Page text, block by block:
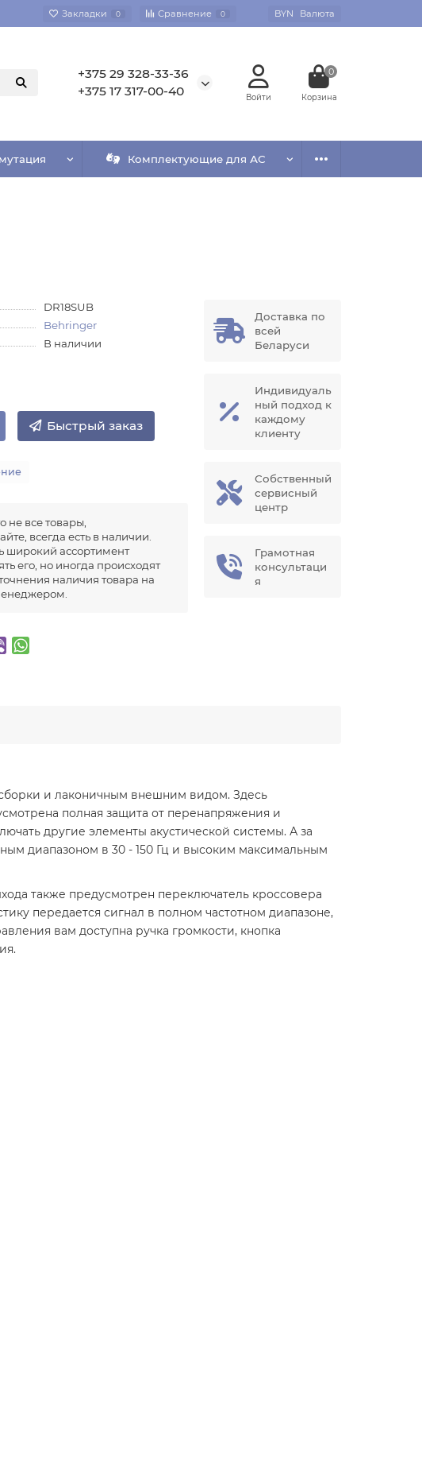
Закладки 0 Сравнение 0 BYN Валюта
+375 29 328-33-36
+375 17 317-00-40
0
Комплектующие для АС
DR18SUB
Behringer
В наличии
Быстрый заказ
не все товары,
всегда есть в наличии.
широкий ассортимент
его, но иногда происходят
наличия товара на
Доставка по
всей
Беларуси
Индивидуаль
ный подход к
каждому
клиенту
Собственный
сервисный
центр
Грамотная
консультаци
я
и лаконичным внешним видом. Здесь
полная защита от перенапряжения и
другие элементы акустической системы. А за
диапазоном в 30 - 150 Гц и высоким максимальным
также предусмотрен переключатель кроссовера
передается сигнал в полном частотном диапазоне,
вам доступна ручка громкости, кнопка